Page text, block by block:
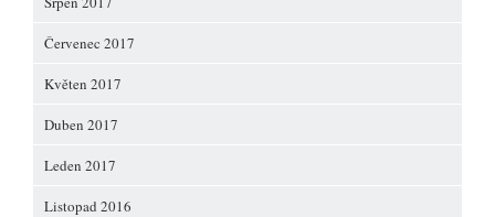
Červenec 2017
Květen 2017
Duben 2017
Leden 2017
Listopad 2016